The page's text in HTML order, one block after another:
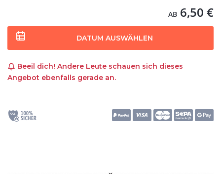
AB 6,50 €
DATUM AUSWÄHLEN
Beeil dich! Andere Leute schauen sich dieses
Angebot ebenfalls gerade an.